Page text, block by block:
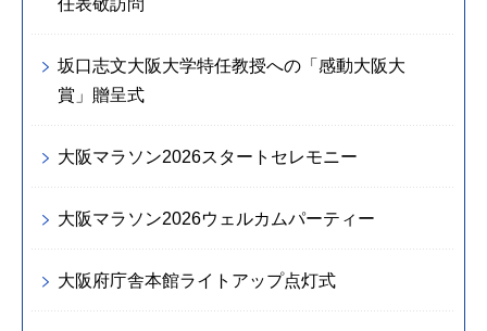
任表敬訪問
坂口志文大阪大学特任教授への「感動大阪大
賞」贈呈式
大阪マラソン2026スタートセレモニー
大阪マラソン2026ウェルカムパーティー
大阪府庁舎本館ライトアップ点灯式